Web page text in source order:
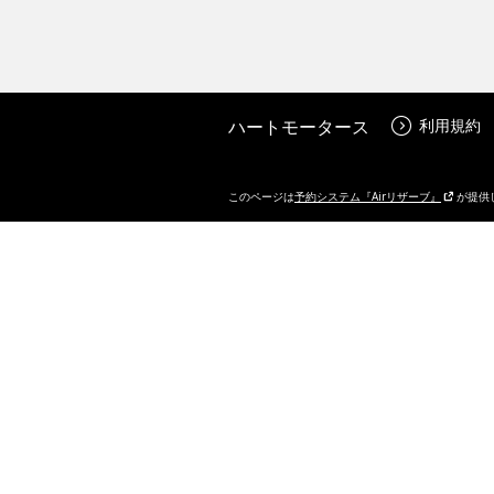
ハートモータース 利用規約
このページは予約システム『Airリザーブ』 が提供